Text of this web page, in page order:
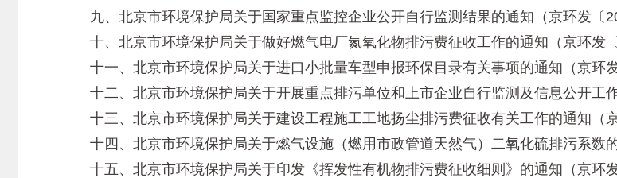
九、北京市环境保护局关于国家重点监控企业公开自行监测结果的通知（京环发〔
十、北京市环境保护局关于做好燃气电厂氮氧化物排污费征收工作的通知（京环发〔
十一、北京市环境保护局关于进口小批量车型申报环保目录有关事项的通知（京环发
十二、北京市环境保护局关于开展重点排污单位和上市企业自行监测及信息公开工
十三、北京市环境保护局关于建设工程施工工地扬尘排污费征收有关工作的通知（京
十四、北京市环境保护局关于燃气设施（燃用市政管道天然气）二氧化硫排污系数
十五、北京市环境保护局关于印发《挥发性有机物排污费征收细则》的通知（京环发